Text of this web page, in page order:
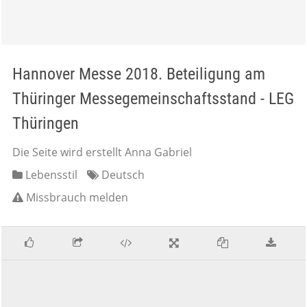
Hannover Messe 2018. Beteiligung am
Thüringer Messegemeinschaftsstand - LEG
Thüringen
Die Seite wird erstellt Anna Gabriel
Lebensstil
Deutsch
Missbrauch melden